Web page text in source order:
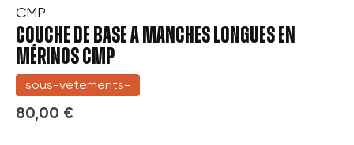
CMP
COUCHE DE BASE A MANCHES LONGUES EN
MÉRINOS CMP
sous-vetements-
80,00 €